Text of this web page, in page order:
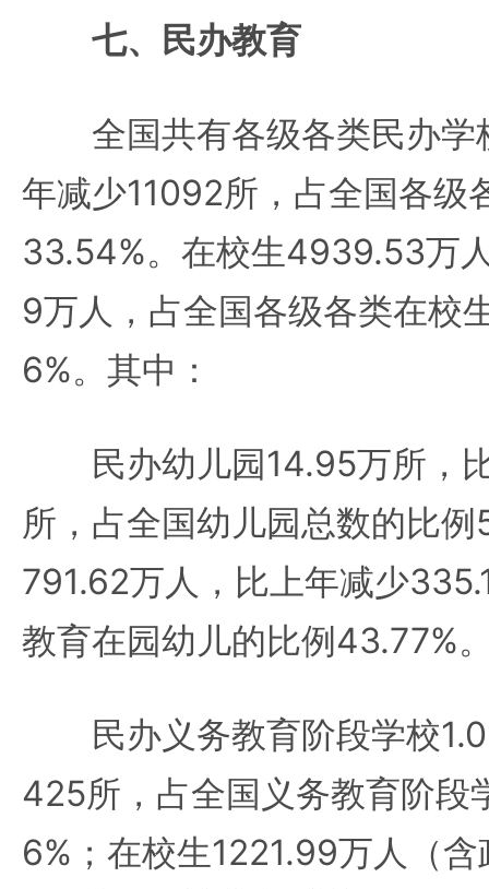
七、民办教育
全国共有各级各类民办学
年减少11092所，占全国各级
33.54%。在校生4939.53万
9万人，占全国各级各类在校
6%。其中：
民办幼儿园14.95万所，比
所，占全国幼儿园总数的比
791.62万人，比上年减少
教育在园幼儿的比例43.77%
民办义务教育阶段学校
425所，占全国义务教育阶段
6%；在校生1221.99万人（